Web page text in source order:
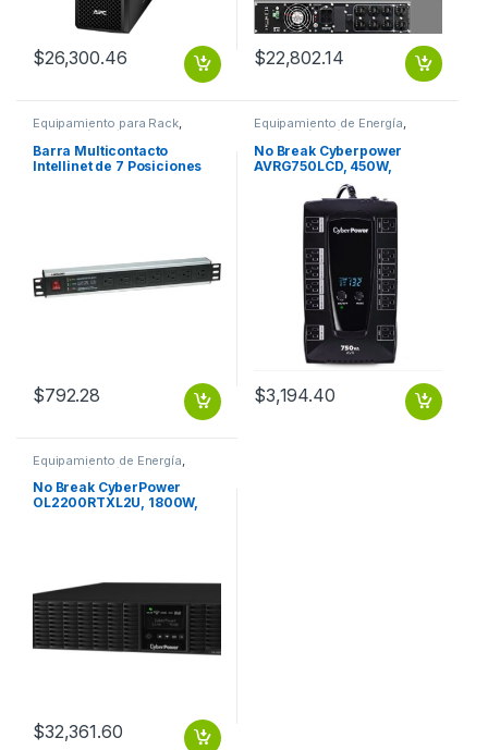
$26,300.46 $22,802.14
Equipamiento para Rack,
Protección Eléctrica
Barra Multicontacto
Intellinet de 7 Posiciones
$792.28
Equipamiento de Energía,
Protección Eléctrica
No Break Cyberpower
AVRG750LCD, 450W,
750VA, Entrada 90-148V,
Salida 120V, 12 Contactos
12 NEMA 5-15R PANTALLA
LCD RJ11
$3,194.40
Equipamiento de Energía
Protección Eléctrica
No Break CyberPower
OL2200RTXL2U, 1800W,
$32,361.60